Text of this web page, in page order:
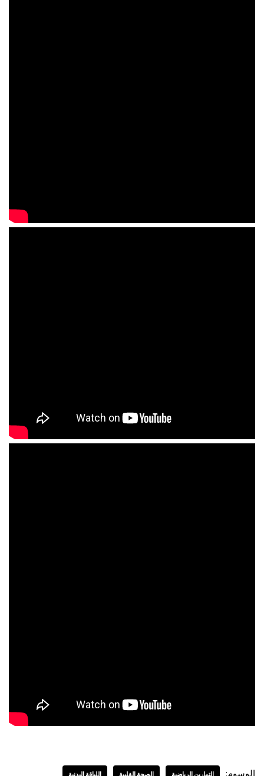
الوسوم: التمارين الرياضية الصحة القلبية اللياقة البدنية